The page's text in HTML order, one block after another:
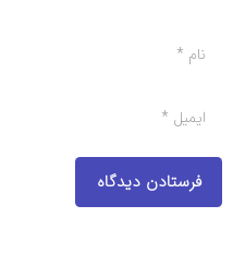
فرستادن دیدگاه